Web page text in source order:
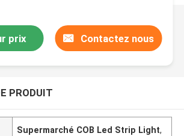
prix Contactez nous
PRODUIT
Supermarché COB Led Strip Light,